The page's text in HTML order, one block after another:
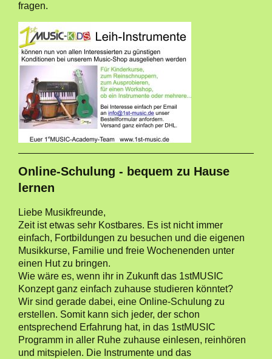
fragen.
Online-Schulung - bequem zu Hause
lernen
Liebe Musikfreunde,
Zeit ist etwas sehr Kostbares. Es ist nicht immer
einfach, Fortbildungen zu besuchen und die eigenen
Musikkurse, Familie und freie Wochenenden unter
einen Hut zu bringen.
Wie wäre es, wenn ihr in Zukunft das 1stMUSIC
Konzept ganz einfach zuhause studieren könntet?
Wir sind gerade dabei, eine Online-Schulung zu
erstellen. Somit kann sich jeder, der schon
entsprechend Erfahrung hat, in das 1stMUSIC
Programm in aller Ruhe zuhause einlesen, reinhören
und mitspielen. Die Instrumente und das